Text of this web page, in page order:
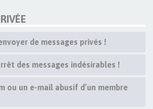
de messages privés !
des messages indésirables !
ou un e-mail abusif d’un membre